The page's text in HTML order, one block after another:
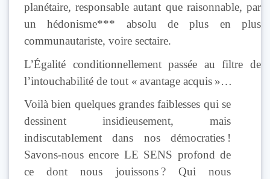
planétaire, responsable autant que raisonnable, par
un hédonisme*** absolu de plus en plus
communautariste, voire sectaire.
L’Égalité conditionnellement passée au filtre de
l’intouchabilité de tout « avantage acquis »…
Voilà bien quelques grandes faiblesses qui se
dessinent insidieusement, mais
indiscutablement dans nos démocraties !
Savons-nous encore LE SENS profond de
ce dont nous jouissons ? Qui nous